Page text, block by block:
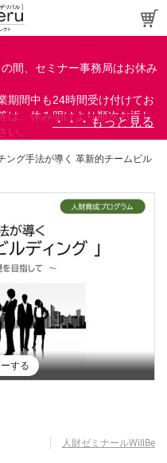
間、セミナー事務局はお休み
期間中も24時間受け付けてお
は、休み明けより順次お返し
い。
ング手法が導く 革新的チームビル
する
人財ゼミナールWillBe